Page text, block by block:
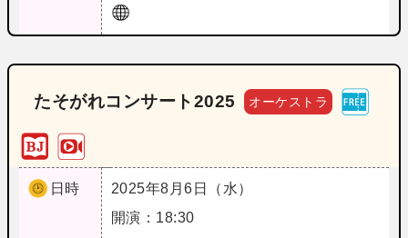
たそがれコンサート2025 オーケストラ
日時
2025年8月6日（水）
開演：18:30